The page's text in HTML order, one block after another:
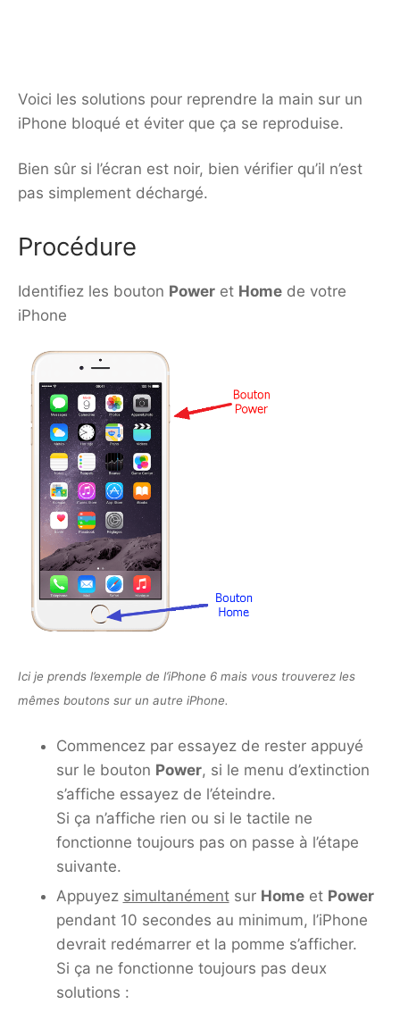
Voici les solutions pour reprendre la main sur un
iPhone bloqué et éviter que ça se reproduise.
Bien sûr si l’écran est noir, bien vérifier qu’il n’est
pas simplement déchargé.
Procédure
Identifiez les bouton Power et Home de votre
iPhone
Ici je prends l’exemple de l’iPhone 6 mais vous trouverez les
mêmes boutons sur un autre iPhone.
Commencez par essayez de rester appuyé
sur le bouton Power, si le menu d’extinction
s’affiche essayez de l’éteindre.
Si ça n’affiche rien ou si le tactile ne
fonctionne toujours pas on passe à l’étape
suivante.
Appuyez simultanémentsur Homeet Power
pendant 10 secondes au minimum, l’iPhone
devrait redémarrer et la pomme s’afficher.
Si ça ne fonctionne toujours pas deux
solutions :